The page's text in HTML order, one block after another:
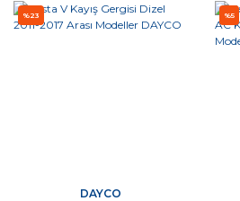
%23
DAYCO
%5